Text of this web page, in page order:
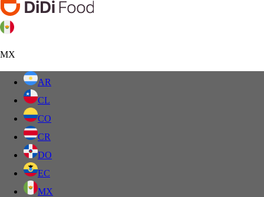
MX
AR
CL
CO
CR
DO
EC
MX